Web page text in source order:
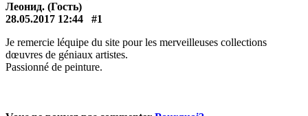
Леонид. (Гость)
28.05.2017 12:44
#1
Je remercie léquipe du site pour les merveilleuses collections
dœuvres de géniaux artistes.
Passionné de peinture.